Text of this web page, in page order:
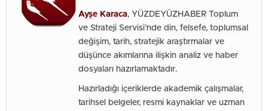
Ayşe Karaca, YÜZDEYÜZHABER Toplum
ve Strateji Servisi’nde din, felsefe, toplumsal
değişim, tarih, stratejik araştırmalar ve
düşünce akımlarına ilişkin analiz ve haber
dosyaları hazırlamaktadır.
Hazırladığı içeriklerde akademik çalışmalar,
tarihsel belgeler, resmi kaynaklar ve uzman